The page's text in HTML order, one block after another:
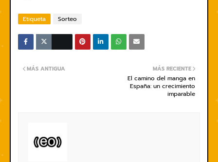
Etiqueta Sorteo
MÁS RECIENTE
El camino del manga en
España: un crecimiento
imparable
MÁS ANTIGUA